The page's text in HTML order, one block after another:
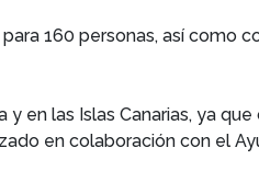
160 personas, así como
en las Islas Canarias, ya
en colaboración con el